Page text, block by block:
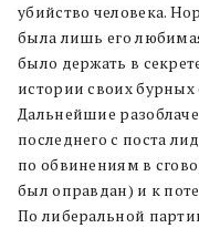
убийство человека.
была лишь его
было держать в
истории своих
Дальнейшие
последнего с поста
по обвинениям в
был оправдан) и к
По либеральной